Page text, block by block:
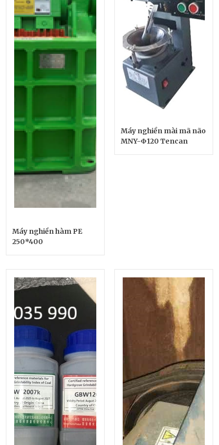
Máy nghiền hàm PE
250*400
Máy nghiền mài mã não
MNY-Φ120 Tencan